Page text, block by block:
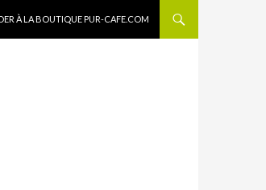
À LA BOUTIQUE PUR-CAFE.COM